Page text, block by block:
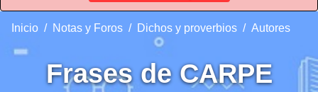
Inicio Notas y Foros Dichos y proverbios Autores
Frases de CARPE